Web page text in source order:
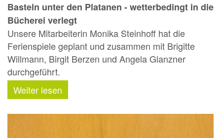
Basteln unter den Platanen - wetterbedingt in die
Bücherei verlegt
Unsere Mitarbeiterin Monika Steinhoff hat die
Ferienspiele geplant und zusammen mit Brigitte
Willmann, Birgit Berzen und Angela Glanzner
durchgeführt.
Weiter lesen